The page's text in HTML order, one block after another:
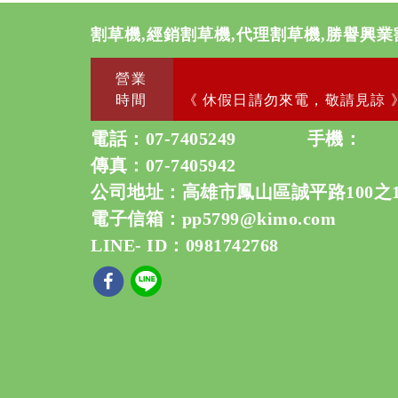
割草機,經銷割草機,代理割草機,勝譽興業
營業
時間
《 休假日請勿來電，敬請見諒 》
電話： 07-7405249
手機：
傳真：07-7405942
公司地址：高雄市鳳山區誠平路100之
電子信箱： pp5799@kimo.com
LINE- ID：0981742768